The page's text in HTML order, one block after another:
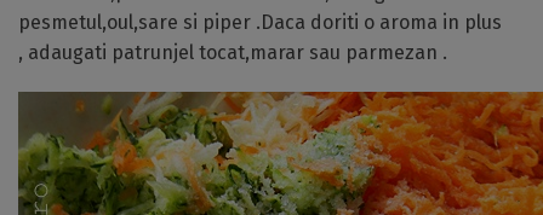
pesmetul,oul,sare si piper .Daca doriti o aroma in plus
, adaugati patrunjel tocat,marar sau parmezan .